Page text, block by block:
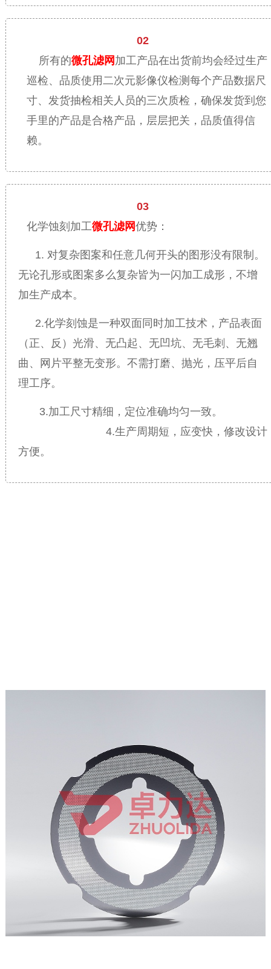
02
所有的微孔滤网 加工产品在出货前均会经过生产
巡检、品质使用二次元影像仪检测每个产品数据尺
寸、发货抽检相关人员的三次质检，确保发货到您
手里的产品是合格产品，层层把关，品质值得信
赖。
03
化学蚀刻加工微孔滤网优势：
1. 对复杂图案和任意几何开头的图形没有限制。
无论孔形或图案多么复杂皆为一闪加工成形，不增
加生产成本。
2.化学刻蚀是一种双面同时加工技术，产品表面
（正、反）光滑、无凸起、无凹坑、无毛刺、无翘
曲、网片平整无变形。 不需打磨、抛光，压平后自
理工序。
3.加工尺寸精细，定位准确均匀一致。
4.生产周期短，应变快，修改设计
方便。